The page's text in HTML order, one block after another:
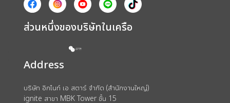
ส่วนหนึ่งของบริษัทในเครือ
Address
บริษัท อิกไนท์ เอ สตาร์ จำกัด (สำนักงานใหญ่)
ignite สาขา MBK Tower ชั้น 15